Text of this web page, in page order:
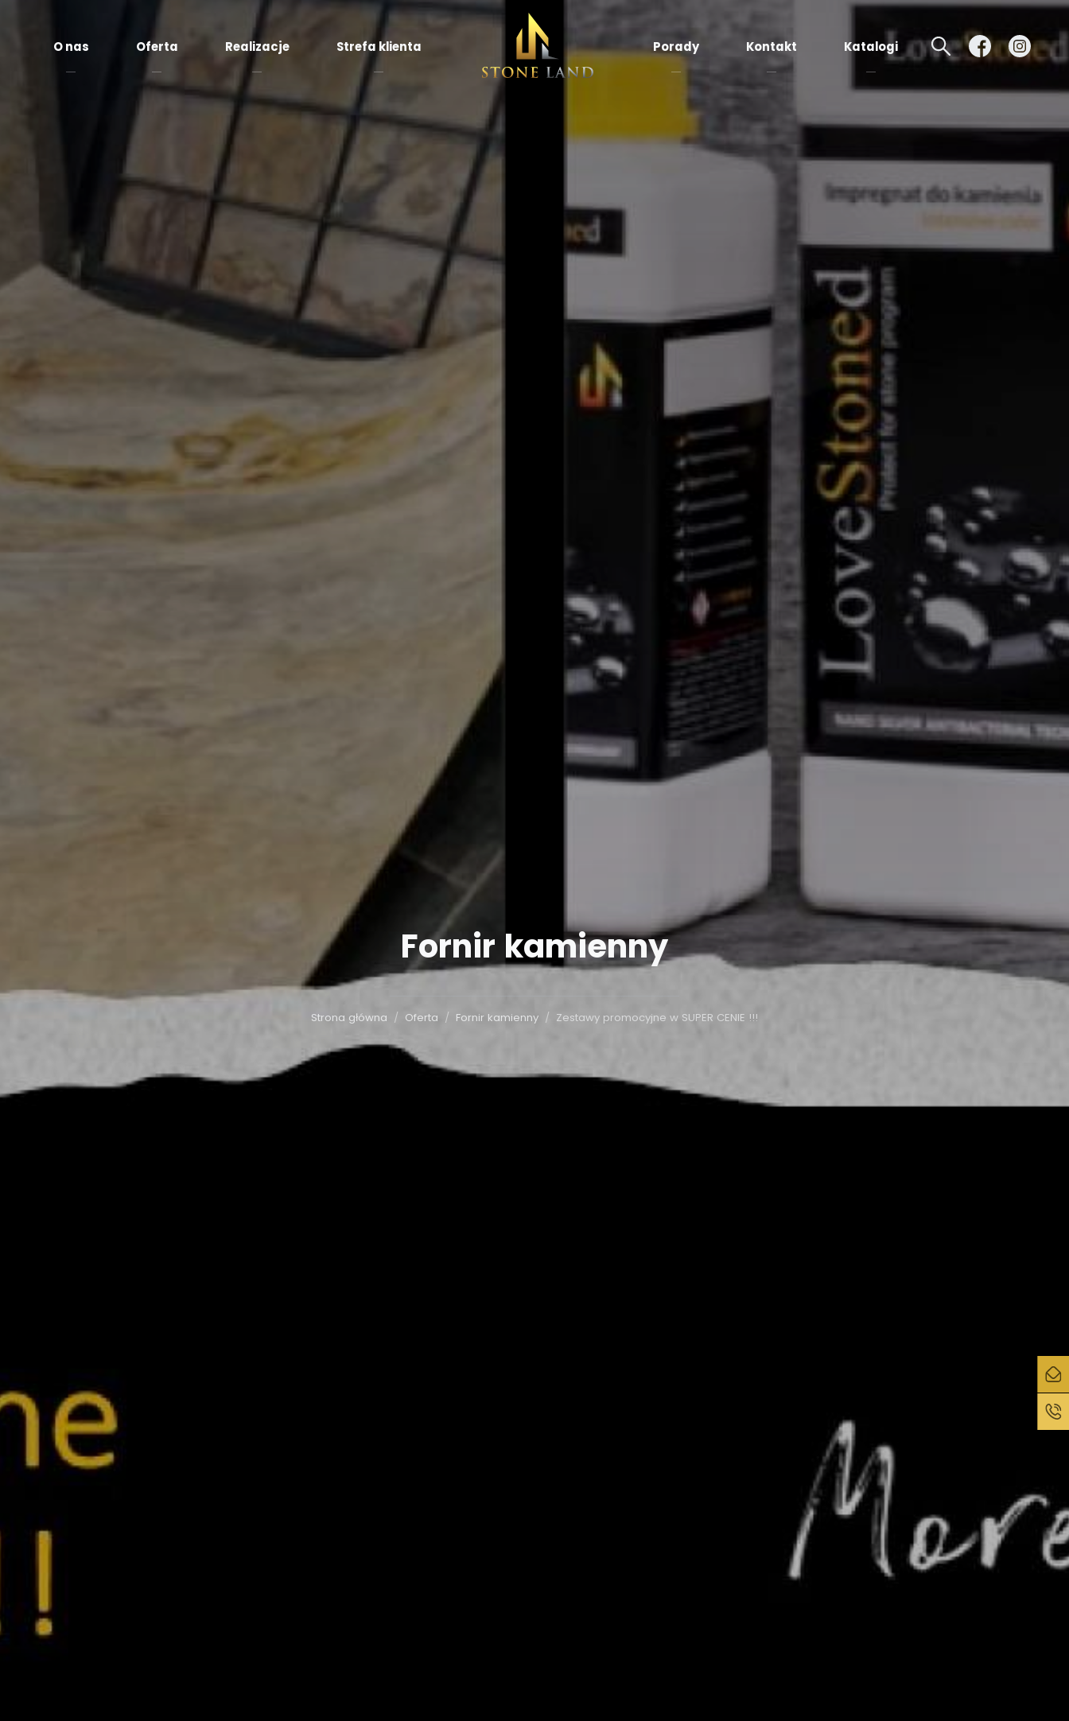
O nas Oferta
kamienny
Fornir
kamienny
transparentny
Płytki
granitowe
Płytki
marmurowe
Elementy
kamienne
Outlet
końcówki
serii
i pielęgnacja
Realizacje Strefa klienta Porady Kontakt Katalogi
Fornir kamienny
Strona główna Oferta Fornir kamienny Zestawy promocyjne w SUPER CENIE !!!